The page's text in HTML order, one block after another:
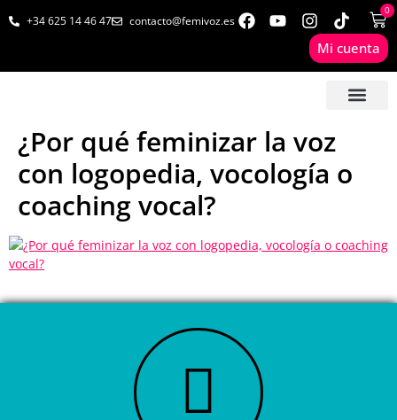
+34 625 14 46 47 contacto@femivoz.es
0
Mi cuenta
¿Por qué feminizar la voz
con logopedia, vocología o
coaching vocal?